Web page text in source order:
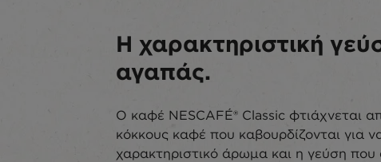
Η χαρακτηριστική
αγαπάς.
Ο καφέ NESCAFÉ® Classic φτιάχνεται
κόκκους καφέ που καβουρδίζονται για
χαρακτηριστικό άρωμα και η γεύση που